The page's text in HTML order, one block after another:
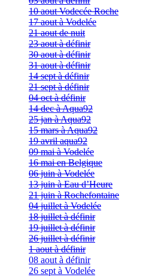
10 aout Vodecée Roche
17 aout à Vodelée
21 aout de nuit
23 aout à définir
30 aout à définir
31 aout à définir
14 sept à définir
21 sept à définir
04 oct à définir
14 dec à Aqua92
25 jan à Aqua92
15 mars à Aqua92
19 avril aqua92
09 mai à Vodelée
16 mai en Belgique
06 juin à Vodelée
13 juin à Eau d’Heure
21 juin à Rochefontaine
04 juillet à Vodelée
18 juillet à définir
19 juillet à définir
26 juillet à définir
1 aout à définir
08 aout à définir
26 sept à Vodelée